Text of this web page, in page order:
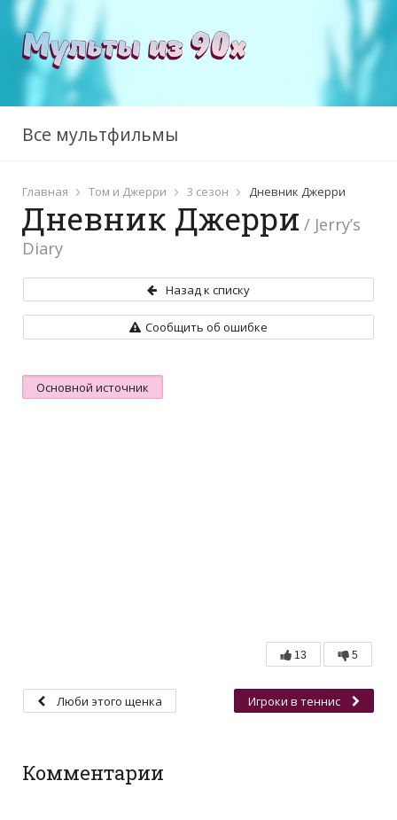
Все мультфильмы
Главная Том и Джерри 3 сезон Дневник Джерри
Дневник Джерри / Jerry’s
Diary
Назад к списку
Сообщить об ошибке
Основной источник
13 5
Люби этого щенка Игроки в теннис
Комментарии